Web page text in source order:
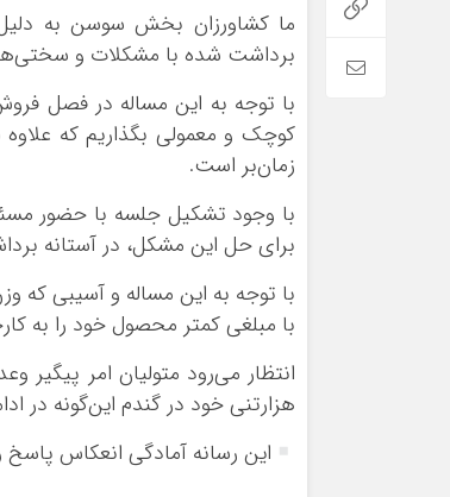
ما کشاورزان بخش سوسن به
برداشت شده با مشکلات و
با توجه به این مساله در فصل
کوچک و معمولی بگذاریم که
زمان‌بر است.
با وجود تشکیل جلسه با حضور
برای حل این مشکل، در آستانه
با توجه به این مساله و آسیبی که
با مبلغی کمتر محصول خود را به
انتظار می‌رود متولیان امر
هزارتنی خود در گندم این‌گونه در
این رسانه آمادگی انعکاس